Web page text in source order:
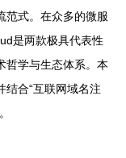
范式。在众多的微服
是两款极具代表性
哲学与生态体系。本
结合“互联网域名注